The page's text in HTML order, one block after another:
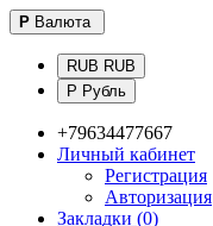
Р Валюта
RUB RUB
Р Рубль
+79634477667
Личный кабинет
Регистрация
Авторизация
Закладки (0)